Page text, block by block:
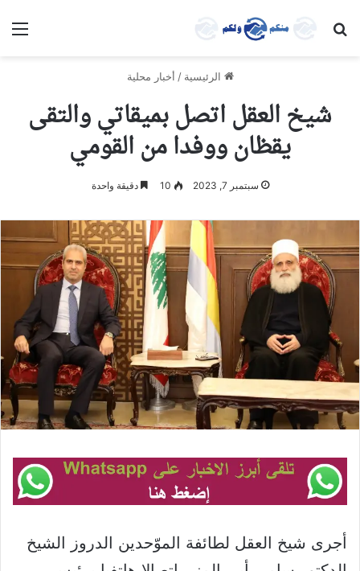
بحث عن
الرئيسية / أخبار محلية
شيخ العقل اتصل بميقاتي والتقى
يقظان ووفدا من القومي
سبتمبر 7, 2023 10 دقيقة واحدة
أجرى شيخ العقل لطائفة الموّحدين الدروز الشيخ